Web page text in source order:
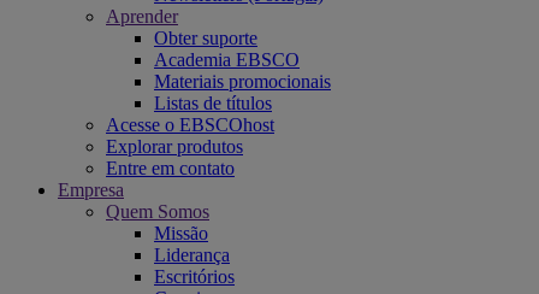
Aprender
Obter suporte
Academia EBSCO
Materiais promocionais
Listas de títulos
Acesse o EBSCOhost
Explorar produtos
Entre em contato
Empresa
Quem Somos
Missão
Liderança
Escritórios